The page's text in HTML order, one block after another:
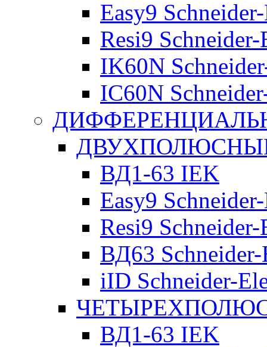
Easy9
Resi9
IK60N
IC60N
ВД1-63 IEK
Easy9
Resi9
ВД63
iID Schneider-
ВД1-63 IEK